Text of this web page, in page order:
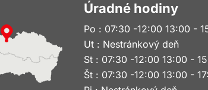
Úradné hodiny
Po : 07:30 -12:00 13:00 -
Ut : Nestránkový deň
St : 07:30 -12:00 13:00 -
Št : 07:30 -12:00 13:00 -